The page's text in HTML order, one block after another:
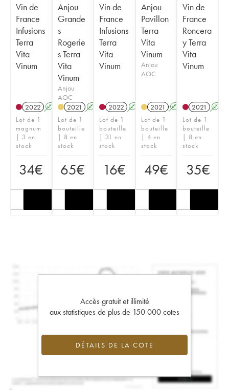
Vin de
France
Infusions
Terra
Vita
Vinum
2022 A K
Lot de 1
magnum
| 3 en
stock
34€
Anjou
Grande
s
Rogerie
s Terra
Vita
Vinum
Anjou
AOC
2021 A
Lot de 1
bouteille
| 8 en
stock
65€
Vin de
France
Infusions
Terra
Vita
Vinum
2022 A K
Lot de 1
bouteille
| 31 en
stock
16€
Anjou
Pavillon
Terra
Vita
Vinum
Anjou
AOC
2021 A K
Lot de 1
bouteille
| 4 en
stock
49€
Vin de
France
Roncera
y Terra
Vita
Vinum
2021 A
Lot de 1
bouteille
| 8 en
stock
35€
Accès gratuit et illimité
aux statistiques de plus de 150 000 cotes
DÉTAILS DE LA COTE